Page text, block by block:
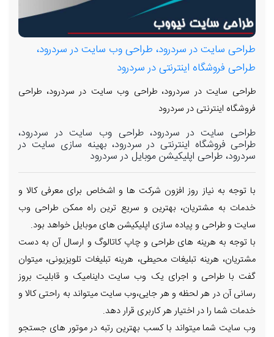
طراحی سایت در سردرود، طراحی وب سایت در سردرود،
طراحی فروشگاه اینترنتی در سردرود
طراحی سایت در سردرود، طراحی وب سایت در سردرود، طراحی
فروشگاه اینترنتی در سردرود
طراحی سایت در سردرود، طراحی وب سایت در سردرود،
طراحی فروشگاه اینترنتی در سردرود، بهینه سازی سایت در
سردرود، طراحی اپلیکیشن موبایل در سردرود
با توجه به نیاز روز افزون شرکت ها و اشخاص برای معرفی کالا و
خدمات به مشتریان، بهترین و سریع ترین راه ممکن طراحی وب
سایت و طراحی و پیاده سازی اپلیکیشن های موبایل خواهد بود.
با توجه به هرینه های طراحی و چاپ کاتالوگ و ارسال آن به دست
مشتریان، هرینه تبلیغات محیطی، هرینه تبلیغات تلویزیونی، میتوان
گفت با طراحی و اجرای یک وب سایت داینامیک و قابلیت بروز
رسانی آن در هر لحظه و هر جایی،وب سایت میتواند به راحتی کالا و
خدمات شما را در اختیار هر کاربری قرار دهد.
وب سایت شما میتواند با کسب بهترین رتبه در موتور های جستجو